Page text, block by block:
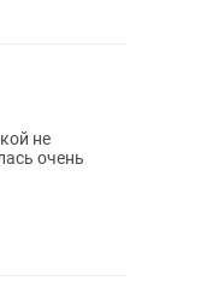
не
очень